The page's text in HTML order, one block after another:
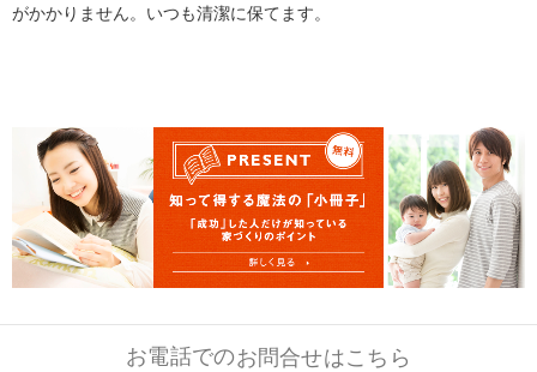
がかかりません。いつも清潔に保てます。
お電話でのお問合せはこちら